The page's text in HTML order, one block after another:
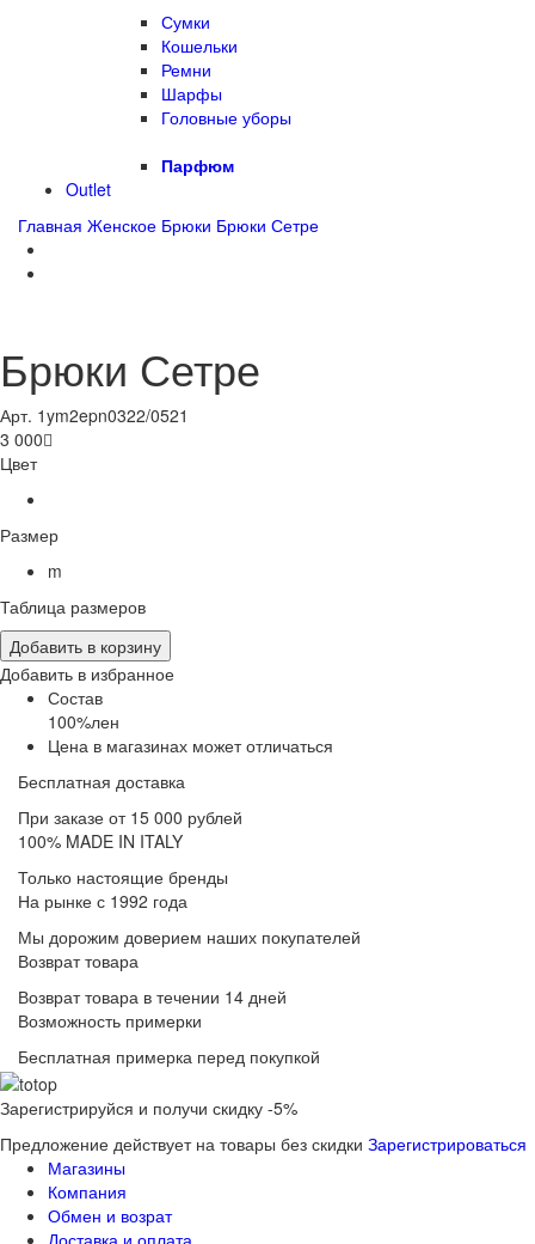
Сумки
Кошельки
Ремни
Шарфы
Головные уборы
Парфюм
Outlet
Главная Женское Брюки Брюки Сетре
Брюки Сетре
Арт. 1ym2epn0322/0521
3 000
Цвет
Размер
m
Таблица размеров
Добавить в корзину
Добавить в избранное
Состав
100%лен
Цена в магазинах может отличаться
Бесплатная доставка
При заказе от 15 000 рублей
100% MADE IN ITALY
Только настоящие бренды
На рынке с 1992 года
Мы дорожим доверием наших покупателей
Возврат товара
Возврат товара в течении 14 дней
Возможность примерки
Бесплатная примерка перед покупкой
Зарегистрируйся и получи скидку -5%
Предложение действует на товары без скидки Зарегистрироваться
Магазины
Компания
Обмен и возрат
Доставка и оплата